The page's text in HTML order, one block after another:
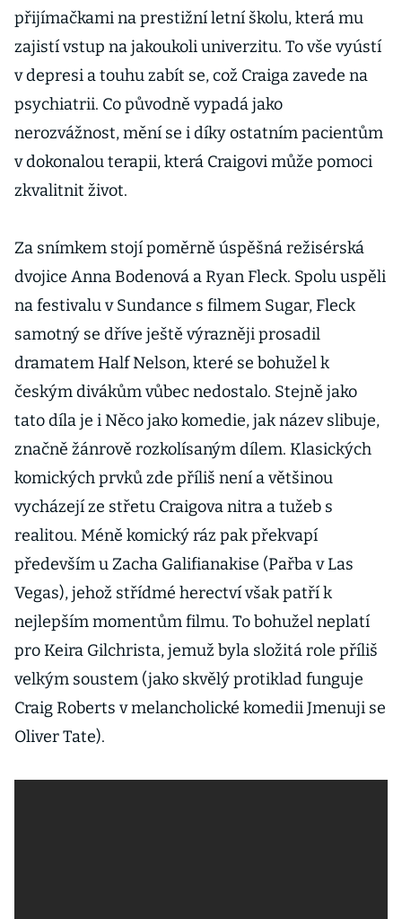
přijímačkami na prestižní letní školu, která mu
zajistí vstup na jakoukoli univerzitu. To vše vyústí
v depresi a touhu zabít se, což Craiga zavede na
psychiatrii. Co původně vypadá jako
nerozvážnost, mění se i díky ostatním pacientům
v dokonalou terapii, která Craigovi může pomoci
zkvalitnit život.
Za snímkem stojí poměrně úspěšná režisérská
dvojice Anna Bodenová a Ryan Fleck. Spolu uspěli
na festivalu v Sundance s filmem Sugar, Fleck
samotný se dříve ještě výrazněji prosadil
dramatem Half Nelson, které se bohužel k
českým divákům vůbec nedostalo. Stejně jako
tato díla je i Něco jako komedie, jak název slibuje,
značně žánrově rozkolísaným dílem. Klasických
komických prvků zde příliš není a většinou
vycházejí ze střetu Craigova nitra a tužeb s
realitou. Méně komický ráz pak překvapí
především u Zacha Galifianakise (Pařba v Las
Vegas), jehož střídmé herectví však patří k
nejlepším momentům filmu. To bohužel neplatí
pro Keira Gilchrista, jemuž byla složitá role příliš
velkým soustem (jako skvělý protiklad funguje
Craig Roberts v melancholické komedii Jmenuji se
Oliver Tate).